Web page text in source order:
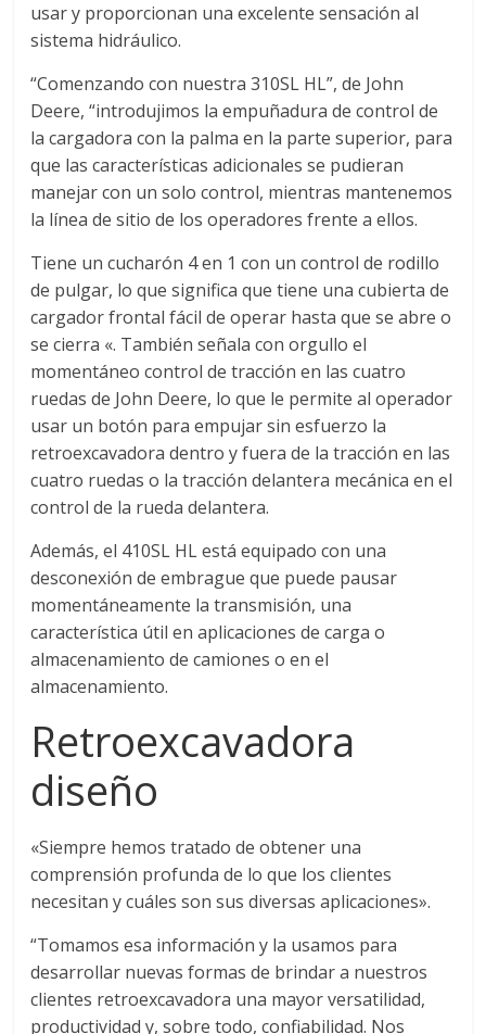
n
a
r
a
e
n
C
o
o
m
b
a
usar y proporcionan una excelente sensación al
sistema hidráulico.
“Comenzando con nuestra 310SL HL”, de John
Deere, “introdujimos la empuñadura de control de
la cargadora con la palma en la parte superior, para
que las características adicionales se pudieran
manejar con un solo control, mientras mantenemos
la línea de sitio de los operadores frente a ellos.
Tiene un cucharón 4 en 1 con un control de rodillo
de pulgar, lo que significa que tiene una cubierta de
cargador frontal fácil de operar hasta que se abre o
se cierra «. También señala con orgullo el
momentáneo control de tracción en las cuatro
ruedas de John Deere, lo que le permite al operador
usar un botón para empujar sin esfuerzo la
retroexcavadora dentro y fuera de la tracción en las
cuatro ruedas o la tracción delantera mecánica en el
control de la rueda delantera.
Además, el 410SL HL está equipado con una
desconexión de embrague que puede pausar
momentáneamente la transmisión, una
característica útil en aplicaciones de carga o
almacenamiento de camiones o en el
almacenamiento.
Retroexcavadora
diseño
«Siempre hemos tratado de obtener una
comprensión profunda de lo que los clientes
necesitan y cuáles son sus diversas aplicaciones».
“Tomamos esa información y la usamos para
desarrollar nuevas formas de brindar a nuestros
clientes retroexcavadora una mayor versatilidad,
productividad y, sobre todo, confiabilidad. Nos